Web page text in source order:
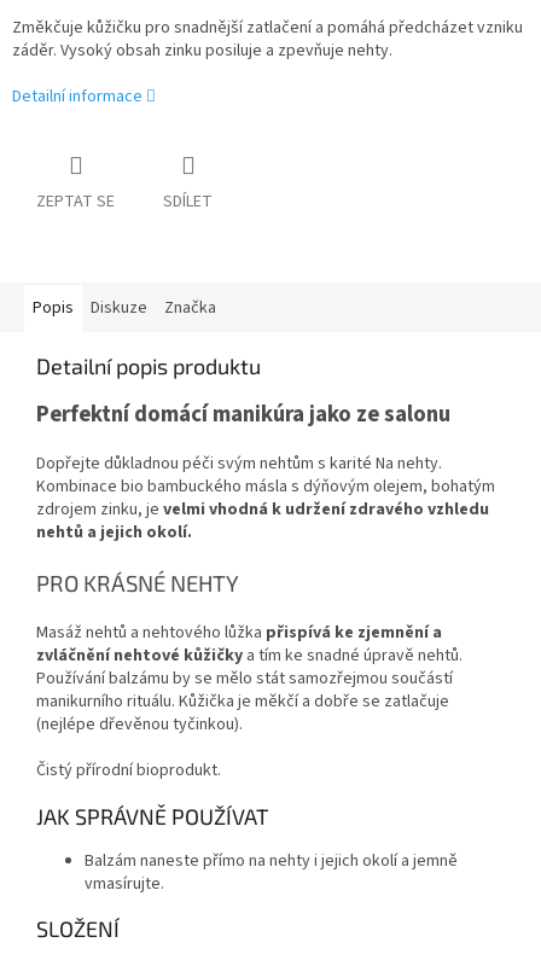
Změkčuje kůžičku pro snadnější zatlačení a pomáhá předcházet vzniku
záděr. Vysoký obsah zinku posiluje a zpevňuje nehty.
Detailní informace
ZEPTAT SE SDÍLET
Popis Diskuze Značka
Detailní popis produktu
Perfektní domácí manikúra jako ze salonu
Dopřejte důkladnou péči svým nehtům s karité Na nehty.
Kombinace bio bambuckého másla s dýňovým olejem, bohatým
zdrojem zinku, je velmi vhodná k udržení zdravého vzhledu
nehtů a jejich okolí.
PRO KRÁSNÉ NEHTY
Masáž nehtů a nehtového lůžka přispívá ke zjemnění a
zvláčnění nehtové kůžičky a tím ke snadné úpravě nehtů.
Používání balzámu by se mělo stát samozřejmou součástí
manikurního rituálu. Kůžička je měkčí a dobře se zatlačuje
(nejlépe dřevěnou tyčinkou).
Čistý přírodní bioprodukt.
JAK SPRÁVNĚ POUŽÍVAT
Balzám naneste přímo na nehty i jejich okolí a jemně
vmasírujte.
SLOŽENÍ